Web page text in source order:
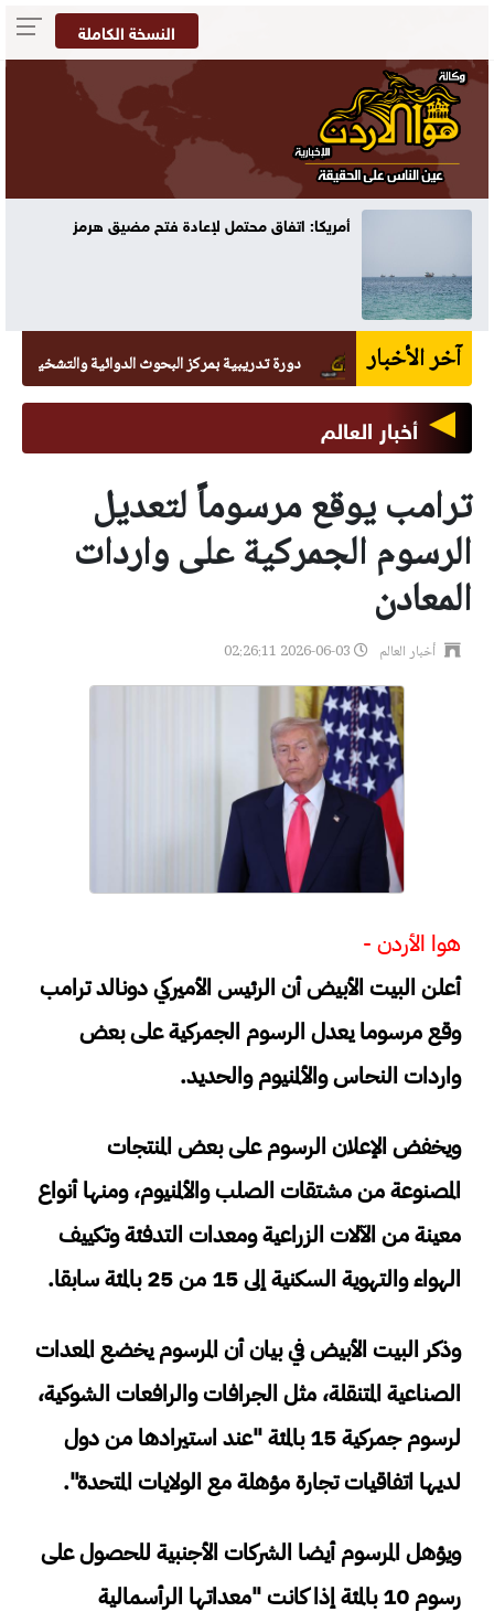
النسخة الكاملة
أمريكا: اتفاق محتمل لإعادة فتح مضيق هرمز
آخر الأخبار دورة تدريبية بمركز البحوث الدوائية والتشخيصية في
أخبار العالم
ترامب يوقع مرسوماً لتعديل
الرسوم الجمركية على واردات
المعادن
أخبار العالم
هوا الأردن -
أعلن البيت الأبيض أن الرئيس الأميركي دونالد ترامب
وقع مرسوما يعدل الرسوم الجمركية على بعض
واردات النحاس والألمنيوم والحديد.
ويخفض الإعلان الرسوم على بعض المنتجات
المصنوعة من مشتقات الصلب والألمنيوم، ومنها أنواع
معينة من الآلات الزراعية ومعدات التدفئة وتكييف
الهواء والتهوية السكنية إلى 15 من 25 بالمئة سابقا.
وذكر البيت الأبيض في بيان أن المرسوم يخضع المعدات
الصناعية المتنقلة، مثل الجرافات والرافعات الشوكية،
لرسوم جمركية 15 بالمئة "عند استيرادها من دول
لديها اتفاقيات تجارة مؤهلة مع الولايات المتحدة".
ويؤهل المرسوم أيضا الشركات الأجنبية للحصول على
رسوم 10 بالمئة إذا كانت "معداتها الرأسمالية